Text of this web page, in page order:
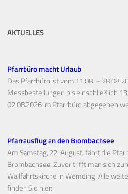
AKTUELLES
Pfarrbüro macht Urlaub
Das Pfarrbüro ist vom 11.08. –
Messbestellungen bis einschließlich
02.08.2026 im Pfarrbüro abgegeben
Pfarrausflug an den Brombachsee
Am Samstag, 22. August, fährt die
Brombachsee. Zuvor trifft man sich
Wallfahrtskirche in Wemding. Alle
finden Sie hier: